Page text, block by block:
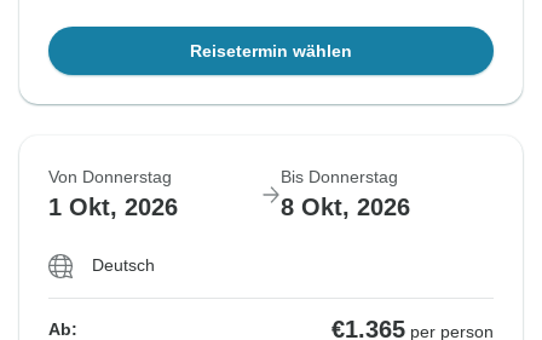
Reisetermin wählen
Von Donnerstag
1 Okt, 2026
Bis Donnerstag
8 Okt, 2026
Deutsch
Ab: €1.365 per person